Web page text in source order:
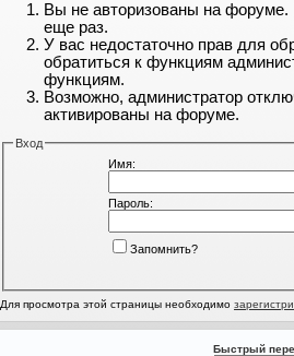
Вы не авторизованы на форуме.
еще раз.
У вас недостаточно прав для
обратиться к функциям
функциям.
Возможно, администратор
активированы на форуме.
Вход
Имя:
Пароль:
Запомнить?
Для просмотра этой страницы необходимо
Быстрый